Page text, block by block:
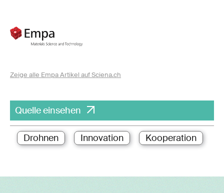
Zeige alle Empa Artikel auf Sciena.ch
Quelle einsehen
Drohnen Innovation Kooperation